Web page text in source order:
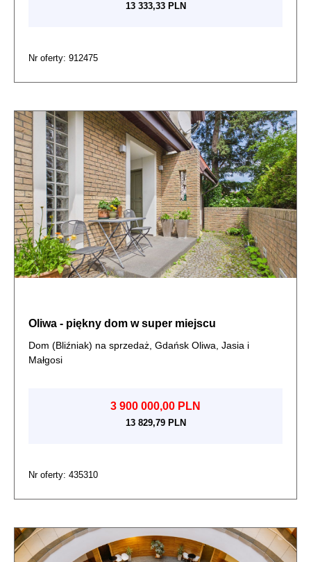
13 333,33 PLN
Nr oferty: 912475
Oliwa - piękny dom w super miejscu
Dom (Bliźniak) na sprzedaż, Gdańsk Oliwa, Jasia i
Małgosi
3 900 000,00 PLN
13 829,79 PLN
Nr oferty: 435310